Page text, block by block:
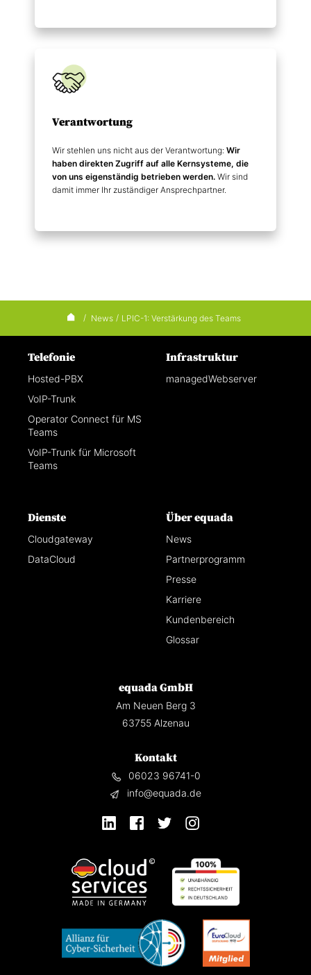
Verantwortung
Wir stehlen uns nicht aus der Verantwortung: Wir
haben direkten Zugriff auf alle Kernsysteme, die
von uns eigenständig betrieben werden. Wir sind
damit immer Ihr zuständiger Ansprechpartner.
/ News / LPIC-1: Verstärkung des Teams
Telefonie
Hosted-PBX
VoIP-Trunk
Operator Connect für MS
Teams
VoIP-Trunk für Microsoft
Teams
Infrastruktur
managedWebserver
Dienste
Cloudgateway
DataCloud
Über equada
News
Partnerprogramm
Presse
Karriere
Kundenbereich
Glossar
equada GmbH
Am Neuen Berg 3
63755 Alzenau
Kontakt
06023 96741-0
info@equada.de